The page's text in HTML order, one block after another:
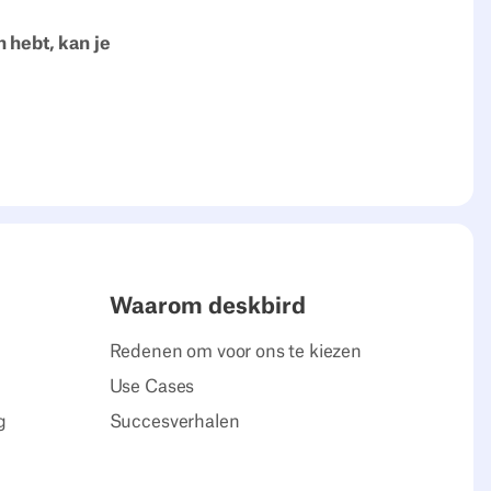
hebt, kan je
Waarom deskbird
Redenen om voor ons te kiezen
Use Cases
Succesverhalen